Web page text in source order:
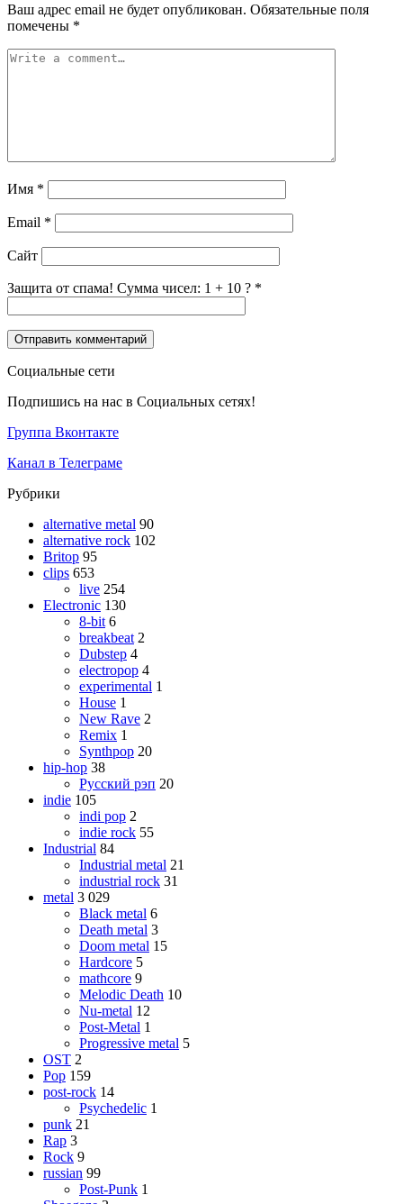
Ваш адрес email не будет опубликован. Обязательные поля
помечены *
Имя *
Email *
Сайт
Защита от спама! Сумма чисел: 1 + 10 ? *
Социальные сети
Подпишись на нас в Социальных сетях!
Группа Вконтакте
Канал в Телеграме
Рубрики
alternative metal 90
alternative rock 102
Britop 95
clips 653
live 254
Electronic 130
8-bit 6
breakbeat 2
Dubstep 4
electropop 4
experimental 1
House 1
New Rave 2
Remix 1
Synthpop 20
hip-hop 38
Русский рэп 20
indie 105
indi pop 2
indie rock 55
Industrial 84
Industrial metal 21
industrial rock 31
metal 3 029
Black metal 6
Death metal 3
Doom metal 15
Hardcore 5
mathcore 9
Melodic Death 10
Nu-metal 12
Post-Metal 1
Progressive metal 5
OST 2
Pop 159
post-rock 14
Psychedelic 1
punk 21
Rap 3
Rock 9
russian 99
Post-Punk 1